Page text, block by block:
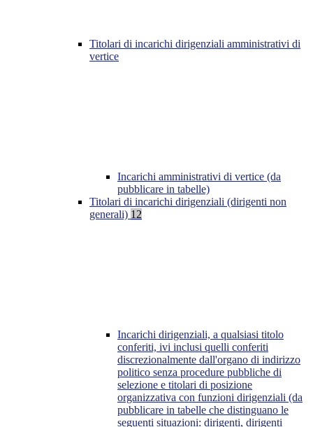
Titolari di incarichi dirigenziali amministrativi di
vertice
Incarichi amministrativi di vertice (da
pubblicare in tabelle)
Titolari di incarichi dirigenziali (dirigenti non
generali) 12
Incarichi dirigenziali, a qualsiasi titolo
conferiti, ivi inclusi quelli conferiti
discrezionalmente dall'organo di indirizzo
politico senza procedure pubbliche di
selezione e titolari di posizione
organizzativa con funzioni dirigenziali (da
pubblicare in tabelle che distinguano le
seguenti situazioni: dirigenti, dirigenti